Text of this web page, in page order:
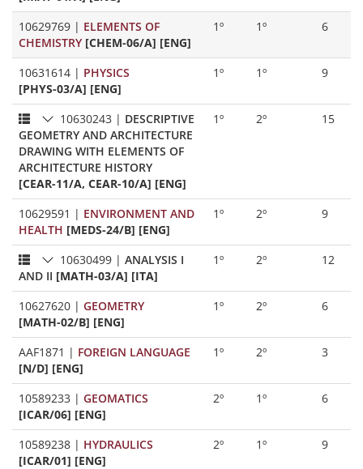
10629769 | ELEMENTS OF
CHEMISTRY [CHEM-06/A] [ENG]
1º 1º 6
10631614 | PHYSICS
[PHYS-03/A] [ENG]
1º 1º 9
10630243 | DESCRIPTIVE
GEOMETRY AND ARCHITECTURE
DRAWING WITH ELEMENTS OF
ARCHITECTURE HISTORY
[CEAR-11/A, CEAR-10/A] [ENG]
1º 2º 15
10629591 | ENVIRONMENT AND
HEALTH [MEDS-24/B] [ENG]
1º 2º 9
10630499 | ANALYSIS I
AND II [MATH-03/A] [ITA]
1º 2º 12
10627620 | GEOMETRY
[MATH-02/B] [ENG]
1º 2º 6
AAF1871 | FOREIGN LANGUAGE
[N/D] [ENG]
1º 2º 3
10589233 | GEOMATICS
[ICAR/06] [ENG]
2º 1º 6
10589238 | HYDRAULICS
[ICAR/01] [ENG]
2º 1º 9